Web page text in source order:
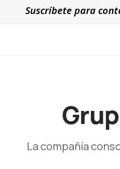
Suscríbete para
La compañía